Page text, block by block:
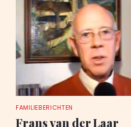
FAMILIEBERICHTEN
Frans van der Laar